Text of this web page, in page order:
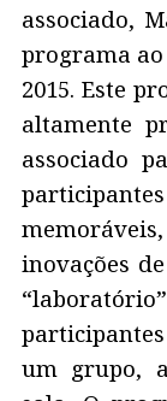
associado,
programa
2015. Este
altamente
associado
inovações
um grupo,